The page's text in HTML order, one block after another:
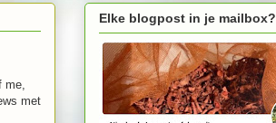
met
Elke blogpost in je mailbox?